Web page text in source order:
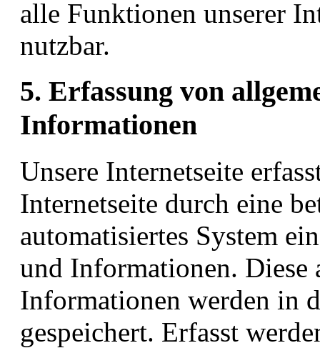
alle Funktionen unserer
nutzbar.
5. Erfassung von
Informationen
Unsere Internetseite
Internetseite durch eine
automatisiertes System
und Informationen. Diese
Informationen werden in
gespeichert. Erfasst